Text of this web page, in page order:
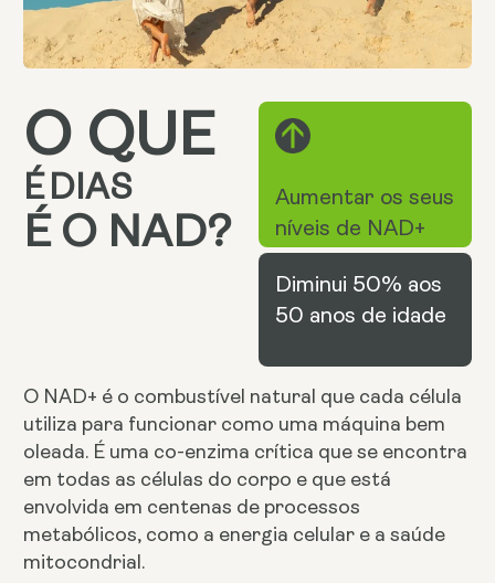
O QUE
É DIAS
É O NAD?
Aumentar os seus
níveis de NAD+
Diminui 50% aos
50 anos de idade
O NAD+ é o combustível natural que cada célula
utiliza para funcionar como uma máquina bem
oleada. É uma co-enzima crítica que se encontra
em todas as células do corpo e que está
envolvida em centenas de processos
metabólicos, como a energia celular e a saúde
mitocondrial.